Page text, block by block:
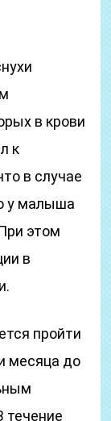
в крови
к
в случае
у малыша
этом
в
пройти
месяца до
течение